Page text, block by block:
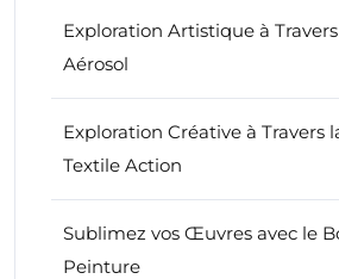
Exploration Artistique à
Aérosol
Exploration Créative à Travers
Textile Action
Sublimez vos Œuvres avec le
Peinture